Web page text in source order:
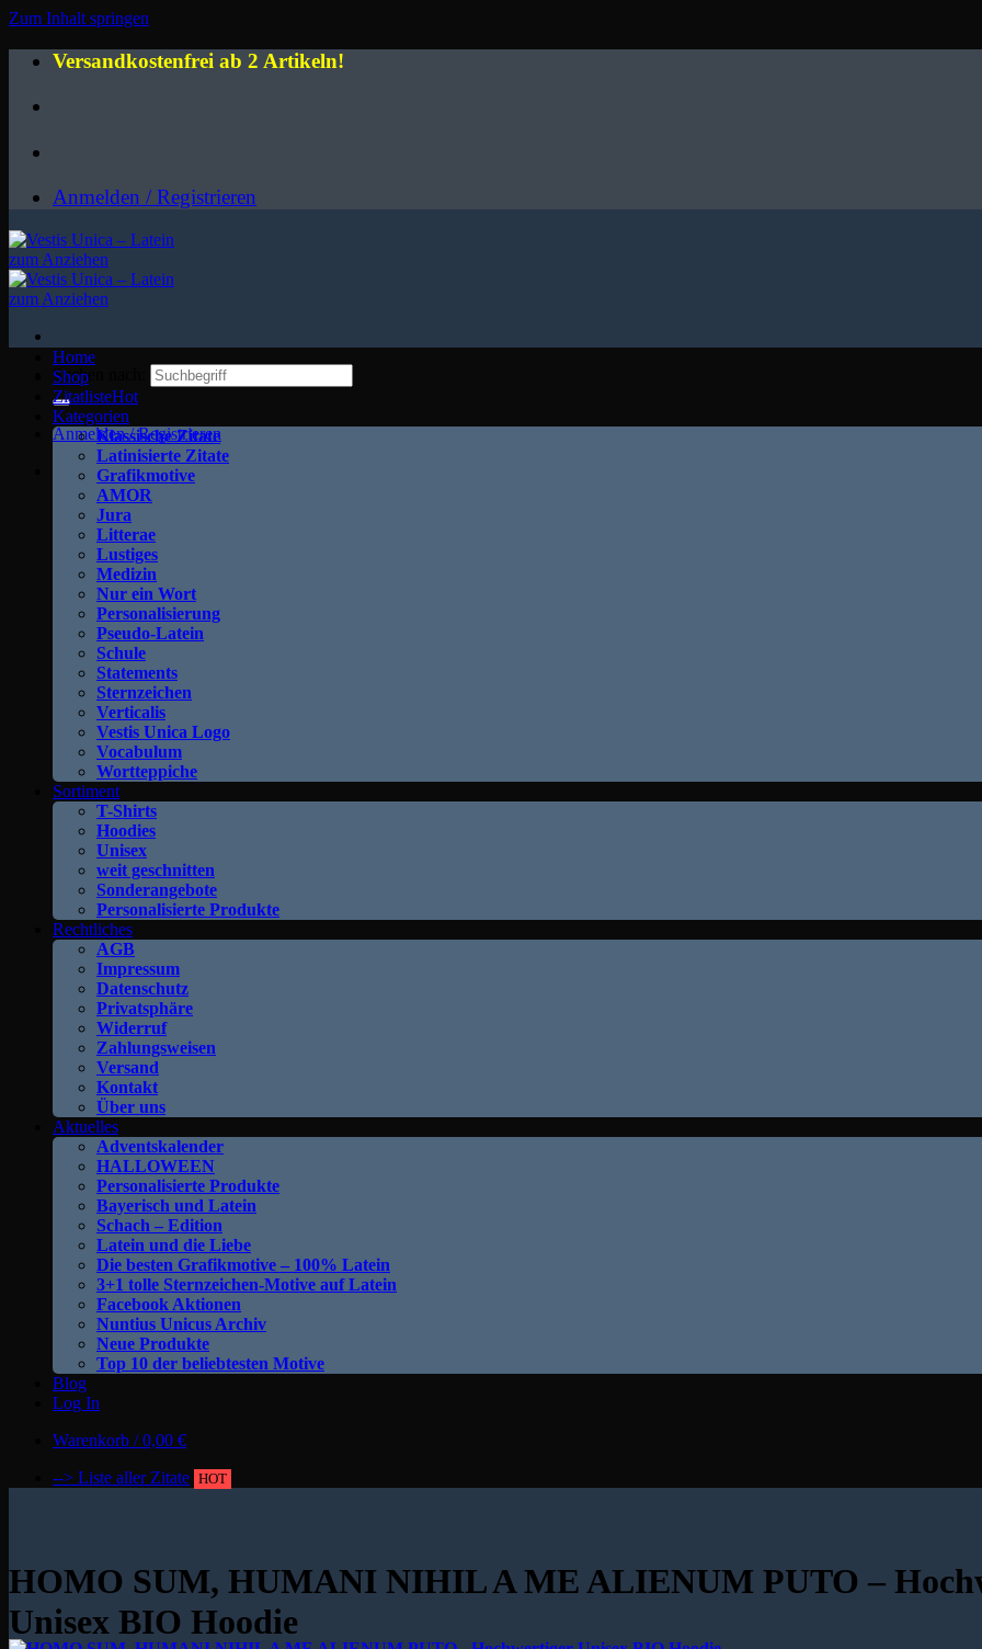
Zum Inhalt springen
Versandkostenfrei ab 2 Artikeln!
Anmelden / Registrieren
Suchen nach:
Anmelden / Registrieren
Home
Shop
Zitatliste
Kategorien
Klassische Zitate
Latinisierte Zitate
Grafikmotive
AMOR
Jura
Litterae
Lustiges
Medizin
Nur ein Wort
Personalisierung
Pseudo-Latein
Schule
Statements
Sternzeichen
Verticalis
Vestis Unica Logo
Vocabulum
Wortteppiche
Sortiment
T-Shirts
Hoodies
Unisex
weit geschnitten
Sonderangebote
Personalisierte Produkte
Rechtliches
AGB
Impressum
Datenschutz
Privatsphäre
Widerruf
Zahlungsweisen
Versand
Kontakt
Über uns
Aktuelles
Adventskalender
HALLOWEEN
Personalisierte Produkte
Bayerisch und Latein
Schach – Edition
Latein und die Liebe
Die besten Grafikmotive – 100% Latein
3+1 tolle Sternzeichen-Motive auf Latein
Facebook Aktionen
Nuntius Unicus Archiv
Neue Produkte
Top 10 der beliebtesten Motive
Blog
Log In
Warenkorb /0,00 €
--> Liste aller Zitate HOT
HOMO SUM, HUMANI NIHIL A ME ALIENUM PUTO –
Unisex BIO Hoodie